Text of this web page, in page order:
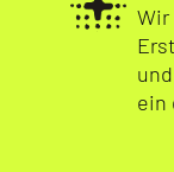
Wir
ein